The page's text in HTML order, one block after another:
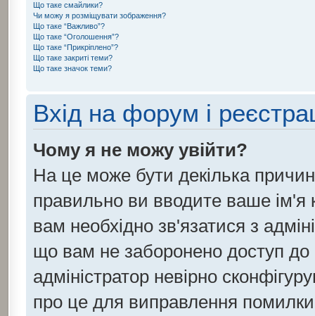
Що таке смайлики?
Чи можу я розміщувати зображення?
Що таке “Важливо”?
Що таке “Оголошення”?
Що таке “Прикріплено”?
Що таке закриті теми?
Що таке значок теми?
Вхід на форум і
Чому я не можу увійти?
На це може бути декілька
правильно ви вводите ваше ім'я
вам необхідно зв'язатися з
що вам не заборонено доступ
адміністратор невірно
про це для виправлення